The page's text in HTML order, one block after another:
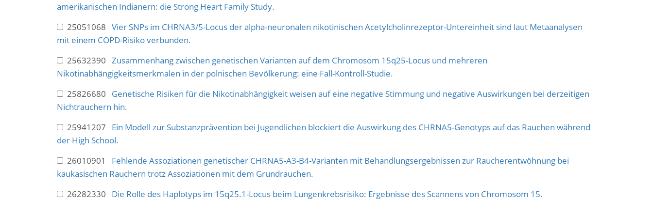
amerikanischen Indianern: die Strong Heart Family Study.
25051068 Vier SNPs im CHRNA3/5-Locus der alpha-neuronalen nikotinischen Acetylcholinrezeptor-Untereinheit sind laut Metaanalysen
mit einem COPD-Risiko verbunden.
25632390 Zusammenhang zwischen genetischen Varianten auf dem Chromosom 15q25-Locus und mehreren
Nikotinabhängigkeitsmerkmalen in der polnischen Bevölkerung: eine Fall-Kontroll-Studie.
25826680 Genetische Risiken für die Nikotinabhängigkeit weisen auf eine negative Stimmung und negative Auswirkungen bei derzeitigen
Nichtrauchern hin.
25941207 Ein Modell zur Substanzprävention bei Jugendlichen blockiert die Auswirkung des CHRNA5-Genotyps auf das Rauchen während
der High School.
26010901 Fehlende Assoziationen genetischer CHRNA5-A3-B4-Varianten mit Behandlungsergebnissen zur Raucherentwöhnung bei
kaukasischen Rauchern trotz Assoziationen mit dem Grundrauchen.
26282330 Die Rolle des Haplotyps im 15q25.1-Locus beim Lungenkrebsrisiko: Ergebnisse des Scannens von Chromosom 15.